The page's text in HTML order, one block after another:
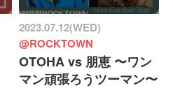
2023.07.12(WED)
@ROCKTOWN
OTOHA vs 朋恵 〜ワン
マン頑張ろうツーマン〜